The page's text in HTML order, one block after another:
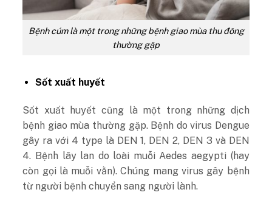
Bệnh cúm là một trong những bệnh giao mùa thu đông
thường gặp
Sốt xuất huyết
Sốt xuất huyết cũng là một trong những dịch
bệnh giao mùa thường gặp. Bệnh do virus Dengue
gây ra với 4 type là DEN 1, DEN 2, DEN 3 và DEN
4. Bệnh lây lan do loài muỗi Aedes aegypti (hay
còn gọi là muỗi vằn). Chúng mang virus gây bệnh
từ người bệnh chuyển sang người lành.